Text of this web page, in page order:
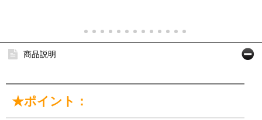
商品説明
★ポイント：